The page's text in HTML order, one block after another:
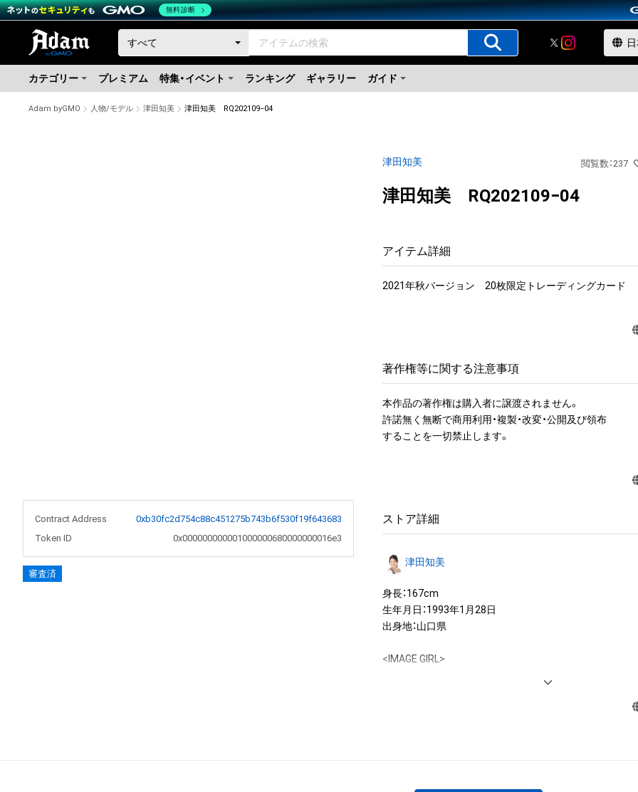
カテゴリー プレミアム 特集・イベント ランキング ギャラリー ガイド
Adam byGMO 人物/モデル 津田知美 津田知美 RQ202109−04
Contract Address
0xb30fc2d754c88c451275b743b6f530f19f643683
Token ID
0x000000000001000000680000000016e3
審査済
津田知美 閲覧数 ： 237
津田知美 RQ202109−04
アイテム詳細
2021年秋バージョン　20枚限定トレーディングカード
著作権等に関する注意事項
本作品の著作権は購入者に譲渡されません。
許諾無く無断で商用利用・複製・改変・公開及び領布
することを一切禁止します。
ストア詳細
津田知美
身長：167cm
生年月日：1993年1月28日
出身地：山口県
<IMAGE GIRL>
無料診断